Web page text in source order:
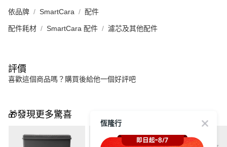
依品牌 SmartCara 配件
配件耗材 SmartCara 配件 濾芯及其他配件
評價
喜歡這個商品嗎？購買後給他一個好評吧
🎁發現更多驚喜
恆隆行